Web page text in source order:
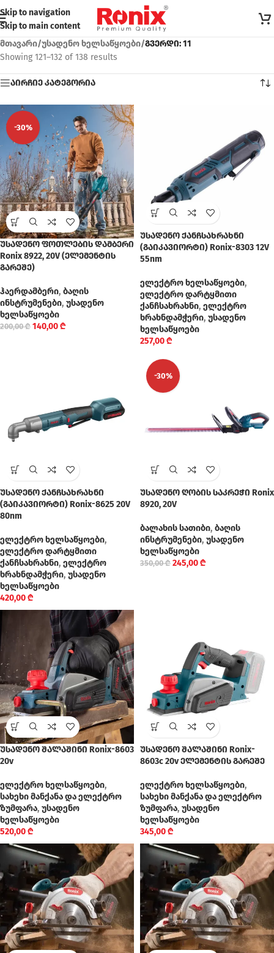
Skip to navigation
Skip to main content
მთავარი/უსადენო ხელსაწყოები/გვერდი: 11
Showing 121–132 of 138 results
აირჩიე კატეგორია
-30%
უსადენო ფოთლების დამბერი
Ronix 8922, 20V (ელემენტის
გარეშე)
ჰაერდამბერი, ბაღის
ინსტრუმენები, უსადენო
ხელსაწყოები
200,00₾ 140,00₾
უსადენო ქანჩსახრახნი
(გაიკავიორტი) Ronix-8303 12V
55nm
ელექტრო ხელსაწყოები,
ელექტრო დარტყმითი
ქანჩსახრახნი, ელექტრო
ხრახნდამჭერი, უსადენო
ხელსაწყოები
257,00₾
უსადენო ქანჩსახრახნი
(გაიკავიორტი) Ronix-8625 20V
80nm
ელექტრო ხელსაწყოები,
ელექტრო დარტყმითი
ქანჩსახრახნი, ელექტრო
ხრახნდამჭერი, უსადენო
ხელსაწყოები
420,00₾
-30%
უსადენო ღობის საკრეჭი Ronix
8920, 20V
ბალახის სათიბი, ბაღის
ინსტრუმენები, უსადენო
ხელსაწყოები
350,00₾ 245,00₾
უსადენო შალაშინი Ronix-8603
20v
ელექტრო ხელსაწყოები,
სახეხი მანქანა და ელექტრო
ზუმფარა, უსადენო
ხელსაწყოები
520,00₾
უსადენო შალაშინი Ronix-
8603c 20v ელემენტის გარეშე
ელექტრო ხელსაწყოები,
სახეხი მანქანა და ელექტრო
ზუმფარა, უსადენო
ხელსაწყოები
345,00₾